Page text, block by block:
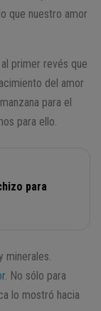
que nuestro amor
primer revés que
del amor
para el
para ello.
para
minerales.
. No sólo para
lo mostró hacia